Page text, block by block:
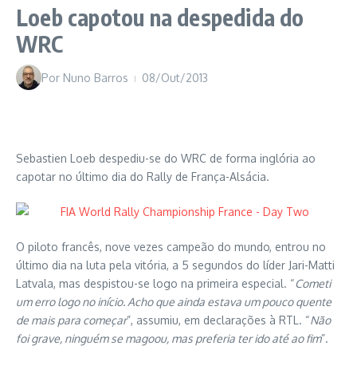
Loeb capotou na despedida do
WRC
Por Nuno Barros 08/Out/2013
Sebastien Loeb despediu-se do WRC de forma inglória ao
capotar no último dia do Rally de França-Alsácia.
O piloto francês, nove vezes campeão do mundo, entrou no
último dia na luta pela vitória, a 5 segundos do líder Jari-Matti
Latvala, mas despistou-se logo na primeira especial. “Cometi
um erro logo no início. Acho que ainda estava um pouco quente
de mais para começar”, assumiu, em declarações à RTL. “Não
foi grave, ninguém se magoou, mas preferia ter ido até ao fim”.